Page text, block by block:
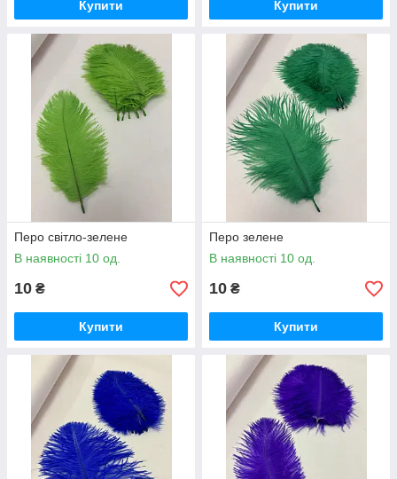
Купити Купити
Перо світло-зелене
В наявності 10 од.
10 ₴
Купити
Перо зелене
В наявності 10 од.
10 ₴
Купити